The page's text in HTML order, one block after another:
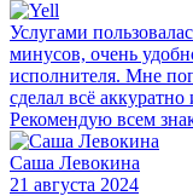
Услугами
минусов, очень
исполнителя. Мне
сделал всё
Рекомендую всем
Саша Левокина
21 августа 2024